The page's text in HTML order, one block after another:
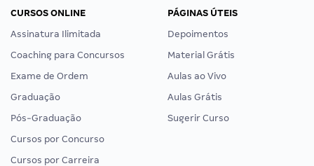
CURSOS ONLINE
Assinatura Ilimitada
Coaching para Concursos
Exame de Ordem
Graduação
Pós-Graduação
Cursos por Concurso
Cursos por Carreira
PÁGINAS ÚTEIS
Depoimentos
Material Grátis
Aulas ao Vivo
Aulas Grátis
Sugerir Curso